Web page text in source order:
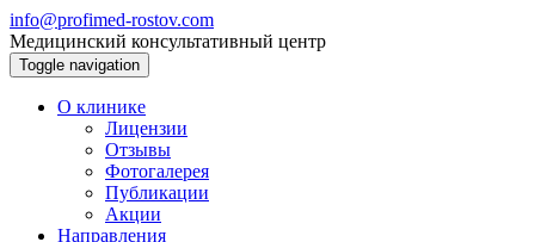
info@profimed-rostov.com
Медицинский консультативный центр
Toggle navigation
О клинике
Лицензии
Отзывы
Фотогалерея
Публикации
Акции
Направления